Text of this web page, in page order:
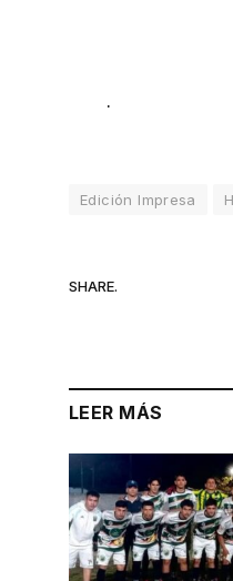
.
Edición Impresa
SHARE.
LEER MÁS